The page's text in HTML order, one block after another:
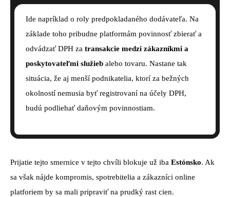
Ide napríklad o roly predpokladaného dodávateľa. Na
základe toho pribudne platformám povinnosť zbierať a
odvádzať DPH za transakcie medzi zákazníkmi a
poskytovateľmi služieb alebo tovaru. Nastane tak
situácia, že aj menší podnikatelia, ktorí za bežných
okolností nemusia byť registrovaní na účely DPH,
budú podliehať daňovým povinnostiam.
Prijatie tejto smernice v tejto chvíli blokuje už iba Estónsko. Ak
sa však nájde kompromis, spotrebitelia a zákazníci online
platforiem by sa mali pripraviť na prudký rast cien.